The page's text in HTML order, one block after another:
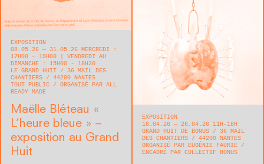
EXPOSITION
08.05.26 — 31.05.26 MERCREDI :
17H00 - 19H00 | VENDREDI AU
DIMANCHE : 15H00 - 18H30
LE GRAND HUIT
36 MAIL DES
CHANTIERS
44200 NANTES
TOUT PUBLIC
ORGANISÉ PAR ALL
READY MADE
Maëlle Bléteau « ​
L’heure bleue » –
exposition au Grand
Huit
EXPOSITION
16.04.26 — 26.04.26 11H-18H
GRAND HUIT DE BONUS
36 MAIL
DES CHANTIERS
44200 NANTES
ORGANISÉ PAR EUGÉNIE FAURIE
ENCADRÉ PAR COLLECTIF BONUS